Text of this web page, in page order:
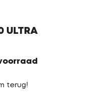
ULTRA
terug!